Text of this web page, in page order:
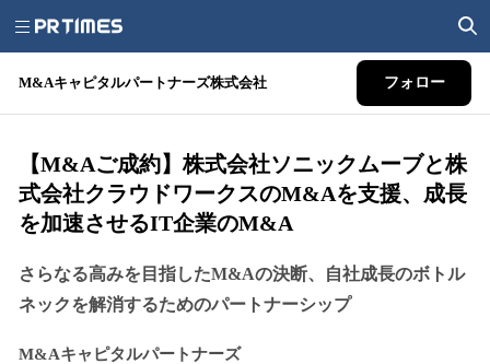
M&Aキャピタルパートナーズ株式会社 フォロー
【M&Aご成約】株式会社ソニックムーブと株
式会社クラウドワークスのM&Aを支援、成長
を加速させるIT企業のM&A
さらなる高みを目指したM&Aの決断、自社成長のボトル
ネックを解消するためのパートナーシップ
M&Aキャピタルパートナーズ